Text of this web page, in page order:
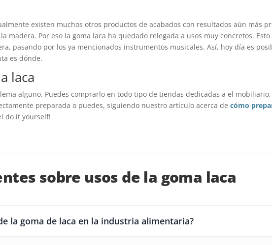
existen muchos otros productos de acabados con resultados aún más
madera. Por eso la goma laca ha quedado relegada a usos muy concretos.
pasando por los ya mencionados instrumentos musicales. Así, hoy día es
es dónde.
laca
alguno. Puedes comprarlo en todo tipo de tiendas dedicadas a el
preparada o puedes, siguiendo nuestro artículo acerca decómo
do it yourself!
sobre usos de la goma laca
la goma de laca en la industria alimentaria?